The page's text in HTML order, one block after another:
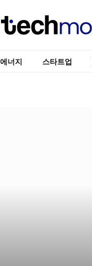
에너지 스타트업